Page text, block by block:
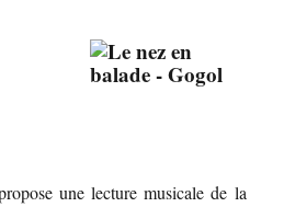
une lecture musicale de la